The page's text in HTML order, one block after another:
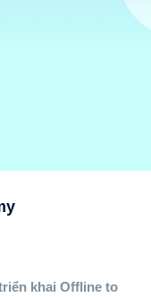
khai Offline to